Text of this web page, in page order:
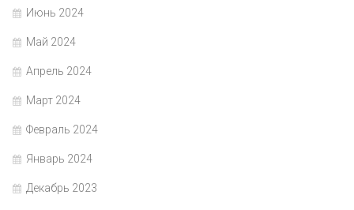
Июнь 2024
Май 2024
Апрель 2024
Март 2024
Февраль 2024
Январь 2024
Декабрь 2023